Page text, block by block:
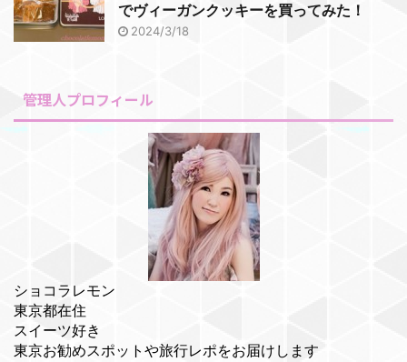
でヴィーガンクッキーを買ってみた！
2024/3/18
管理人プロフィール
ショコラレモン
東京都在住
スイーツ好き
東京お勧めスポットや旅行レポをお届けします